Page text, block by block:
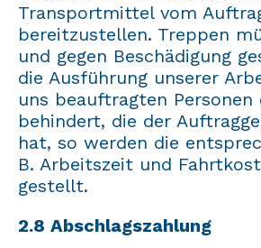
Transportmittel vom
bereitzustellen. Treppen
und gegen Beschädigung
die Ausführung unserer
uns beauftragten
behindert, die der
hat, so werden die
B. Arbeitszeit und
gestellt.
2.8 Abschlagszahlung